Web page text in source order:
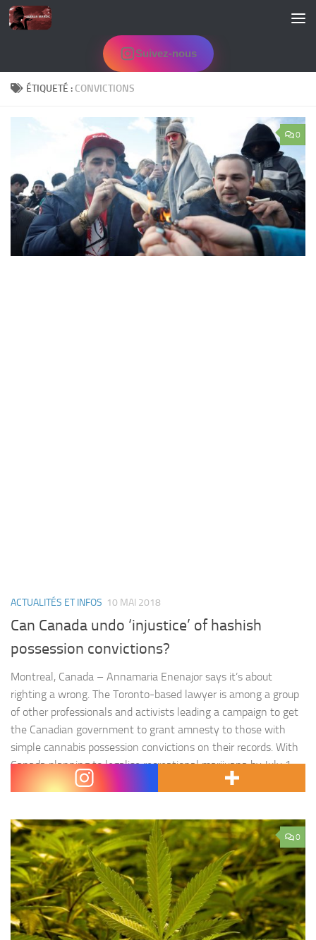
Skip to content
Suivez-nous
ÉTIQUETÉ : CONVICTIONS
0
ACTUALITÉS ET INFOS 10 MAI 2018
Can Canada undo ‘injustice’ of hashish
possession convictions?
Montreal, Canada – Annamaria Enenajor says it’s about
righting a wrong. The Toronto-based lawyer is among a group
of other professionals and activists leading a campaign to get
the Canadian government to grant amnesty to those with
simple cannabis possession convictions on their records. With
Canada planning to legalise recreational marijuana by July 1,
amnesty…
0